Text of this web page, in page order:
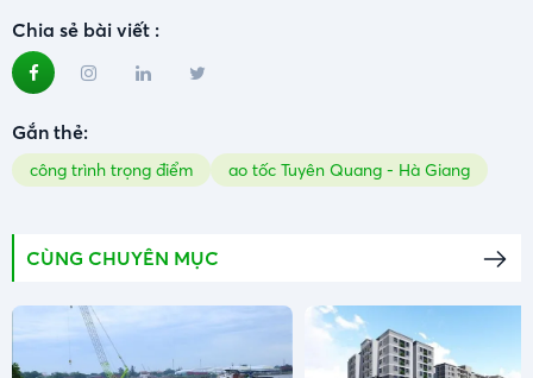
Chia sẻ bài viết :
Gắn thẻ:
công trình trọng điểm ao tốc Tuyên Quang - Hà Giang
CÙNG CHUYÊN MỤC